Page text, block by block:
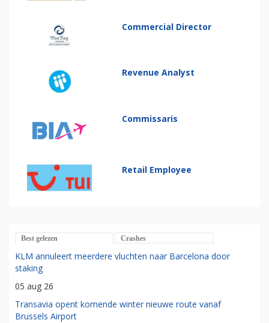
Commercial Director
Revenue Analyst
Commissaris
Retail Employee
Best gelezen Crashes
KLM annuleert meerdere vluchten naar Barcelona door
staking
05 aug 26
Transavia opent komende winter nieuwe route vanaf
Brussels Airport